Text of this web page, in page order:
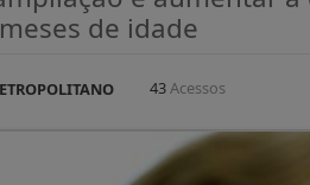
de idade
43Acessos